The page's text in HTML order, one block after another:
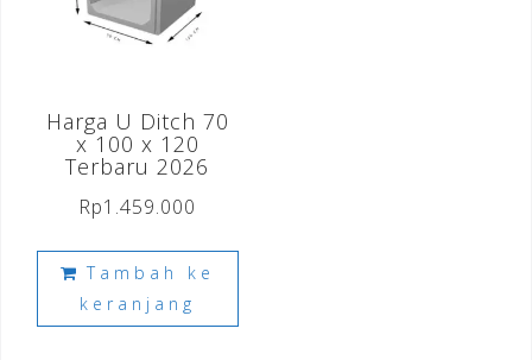
Harga U Ditch 70
x 100 x 120
Terbaru 2026
Rp1.459.000
Tambah ke
keranjang